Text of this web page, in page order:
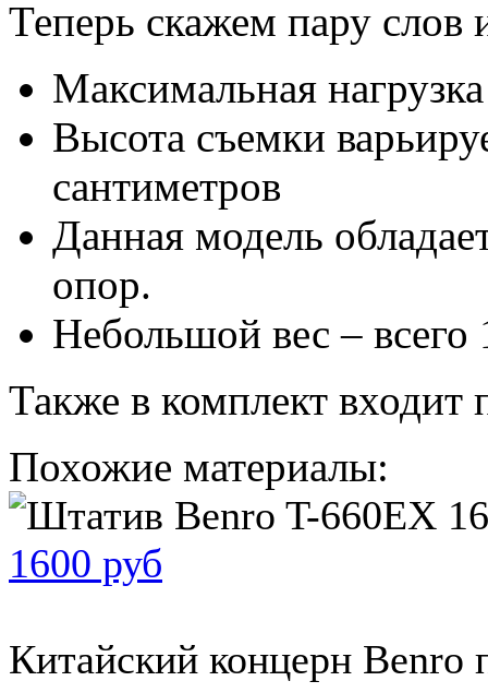
Теперь скажем пару слов
Максимальная
Высота съемки
сантиметров
Данная модель
опор.
Небольшой вес –
Также в комплект входит
Похожие материалы:
1600 руб
Китайский концерн Benro